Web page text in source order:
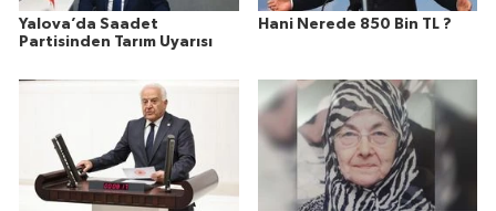
Yalova’da Saadet
Partisinden Tarım Uyarısı
Hani Nerede 850 Bin TL ?